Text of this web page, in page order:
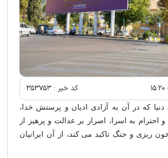
کد خبر :
که در آن به آزادی ادیان و پرستش خدا،
و احترام به اسرا، اصرار بر عدالت و پرهیز از
ریزی و جنگ تاکید می کند، از آن ایرانیان